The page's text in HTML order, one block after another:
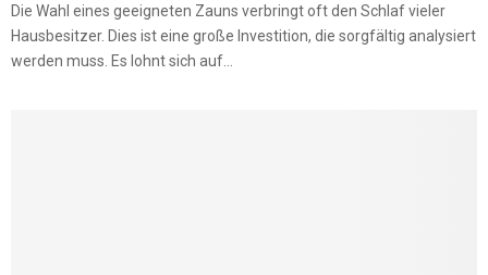
Die Wahl eines geeigneten Zauns verbringt oft den Schlaf vieler
Hausbesitzer. Dies ist eine große Investition, die sorgfältig analysiert
werden muss. Es lohnt sich auf...